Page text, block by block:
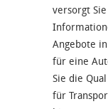
versorgt
Angebote
für eine
Sie die
für